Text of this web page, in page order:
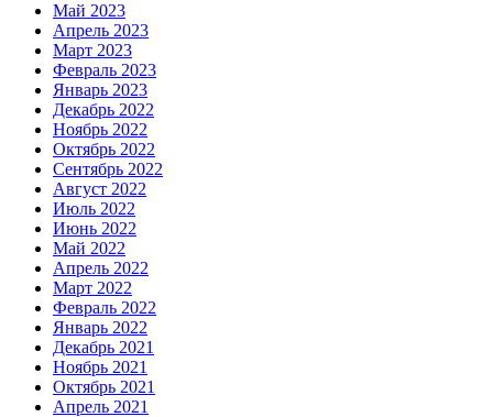
Май 2023
Апрель 2023
Март 2023
Февраль 2023
Январь 2023
Декабрь 2022
Ноябрь 2022
Октябрь 2022
Сентябрь 2022
Август 2022
Июль 2022
Июнь 2022
Май 2022
Апрель 2022
Март 2022
Февраль 2022
Январь 2022
Декабрь 2021
Ноябрь 2021
Октябрь 2021
Апрель 2021